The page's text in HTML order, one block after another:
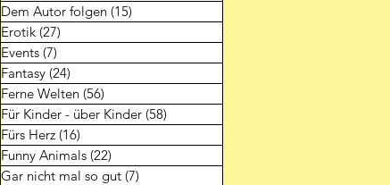
Dem Autor folgen (15)
Erotik (27)
Events (7)
Fantasy (24)
Ferne Welten (56)
Für Kinder - über Kinder (58)
Fürs Herz (16)
Funny Animals (22)
Gar nicht mal so gut (7)